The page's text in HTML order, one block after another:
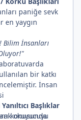
paniğe sevk
en yaygın
Bilim İnsanları
bir katkı
İnsan
okuyucuyu
Başlıklar
konusunda